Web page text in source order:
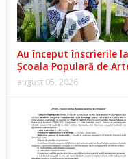
Au început înscrierile
Școala Populară de
august 05, 2026